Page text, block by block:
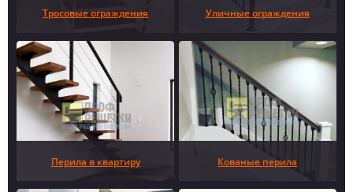
Тросовые ограждения Уличные ограждения
Перила в квартиру Кованые перила